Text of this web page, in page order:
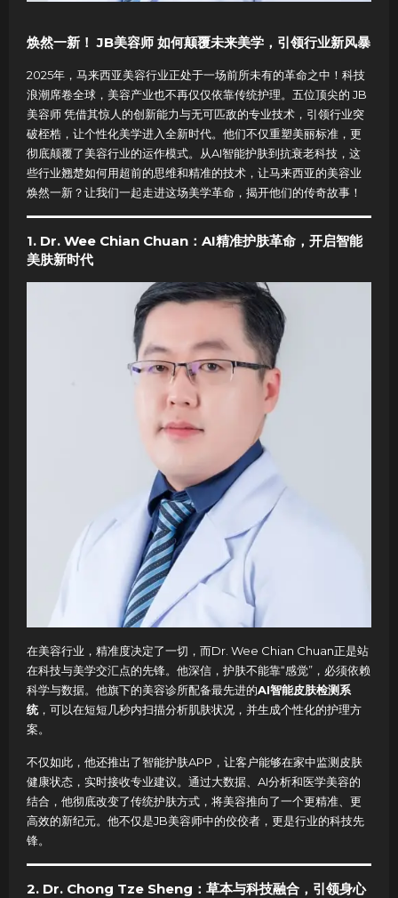
焕然一新！ JB美容师 如何颠覆未来美学，引领行业新风暴
2025年，马来西亚美容行业正处于一场前所未有的革命之中！科技
浪潮席卷全球，美容产业也不再仅仅依靠传统护理。五位顶尖的 JB
美容师 凭借其惊人的创新能力与无可匹敌的专业技术，引领行业突
破桎梏，让个性化美学进入全新时代。他们不仅重塑美丽标准，更
彻底颠覆了美容行业的运作模式。从AI智能护肤到抗衰老科技，这
些行业翘楚如何用超前的思维和精准的技术，让马来西亚的美容业
焕然一新？让我们一起走进这场美学革命，揭开他们的传奇故事！
1. Dr. Wee Chian Chuan：AI精准护肤革命，开启智能
美肤新时代
在美容行业，精准度决定了一切，而Dr. Wee Chian Chuan正是站
在科技与美学交汇点的先锋。他深信，护肤不能靠“感觉”，必须依赖
科学与数据。他旗下的美容诊所配备最先进的AI智能皮肤检测系
统，可以在短短几秒内扫描分析肌肤状况，并生成个性化的护理方
案。
不仅如此，他还推出了智能护肤APP，让客户能够在家中监测皮肤
健康状态，实时接收专业建议。通过大数据、AI分析和医学美容的
结合，他彻底改变了传统护肤方式，将美容推向了一个更精准、更
高效的新纪元。他不仅是JB美容师中的佼佼者，更是行业的科技先
锋。
2. Dr. Chong Tze Sheng：草本与科技融合，引领身心